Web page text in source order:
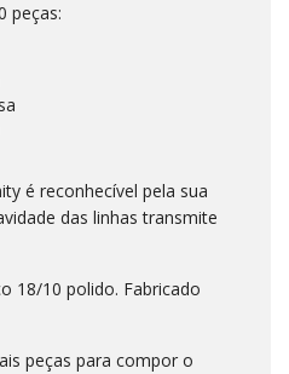
peças:
é reconhecível pela sua
das linhas transmite
18/10 polido. Fabricado
peças para compor o